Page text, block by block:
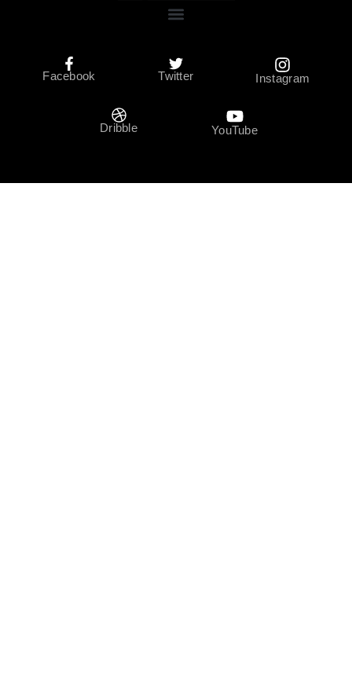
Facebook Twitter Instagram
Dribble YouTube